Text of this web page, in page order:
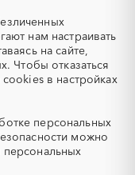
продукция
резка
область
республика
край
Мансийский
округ - Югра
нам настраивать
на сайте,
Чтобы отказаться
в настройках
персональных
можно